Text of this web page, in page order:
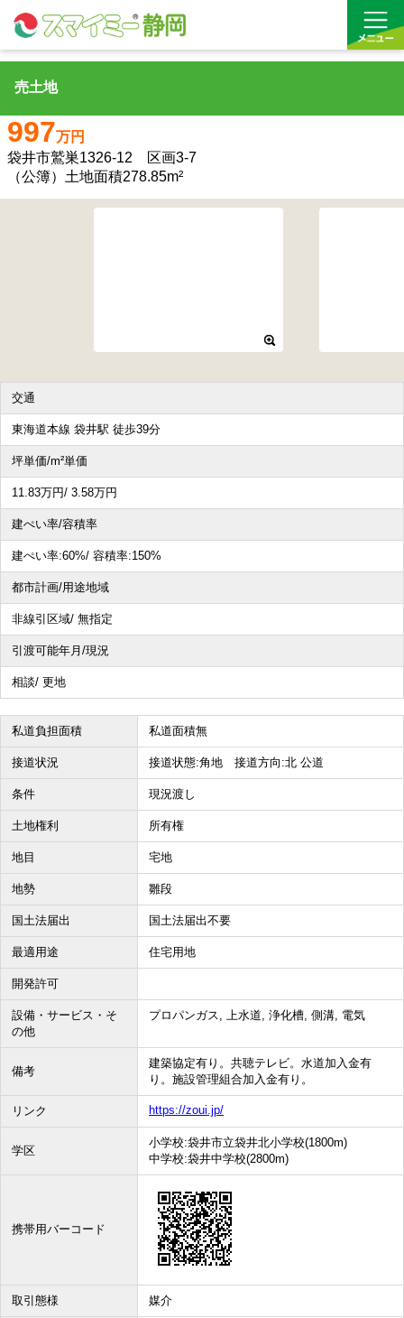
買う
収益物件
その他、こだわり条件で探す
売土地
997万円
袋井市鷲巣1326-12 区画3-7
（公簿）土地面積278.85m²
交通
東海道本線 袋井駅 徒歩39分
坪単価/m²単価
11.83万円/ 3.58万円
建ぺい率/容積率
建ぺい率:60%/ 容積率:150%
都市計画/用途地域
非線引区域/ 無指定
引渡可能年月/現況
相談/ 更地
私道負担面積 私道面積無
接道状況 接道状態:角地 接道方向:北 公道
条件 現況渡し
土地権利 所有権
地目 宅地
地勢 雛段
国土法届出 国土法届出不要
最適用途 住宅用地
開発許可
設備・サービス・そ
の他
プロパンガス, 上水道, 浄化槽, 側溝, 電気
備考
建築協定有り。共聴テレビ。水道加入金有
り。施設管理組合加入金有り。
リンク https://zoui.jp/
学区
小学校:袋井市立袋井北小学校(1800m)
中学校:袋井中学校(2800m)
携帯用バーコード
取引態様 媒介